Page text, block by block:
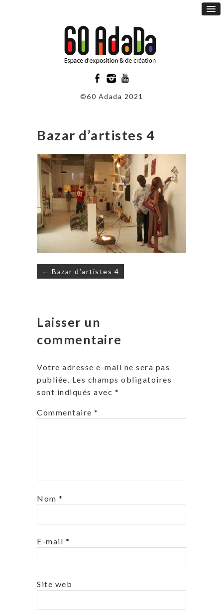
©60 Adada 2021
Bazar d’artistes 4
Navigation
de
← Bazar d’artistes 4
Laisser un
commentaire
Votre adresse e-mail ne sera pas
publiée. Les champs obligatoires
sont indiqués avec *
Commentaire *
Nom *
E-mail *
Site web